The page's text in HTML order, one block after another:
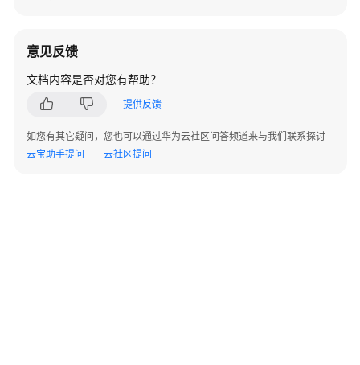
件
指
南
意见反馈
文档内容是否对您有帮助？
提供反馈
如您有其它疑问，您也可以通过华为云社区问答频道来与我们联系探讨
云宝助手提问
云社区提问